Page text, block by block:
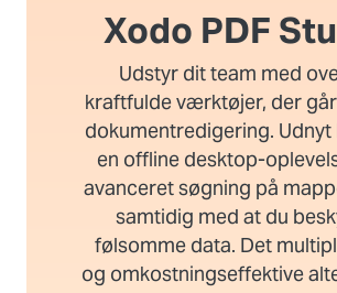
Xodo PDF
Udstyr dit team med
kraftfulde værktøjer, der
dokumentredigering. Udnyt
en offline desktop-
avanceret søgning på
samtidig med at du
følsomme data. Det
og omkostningseffektive